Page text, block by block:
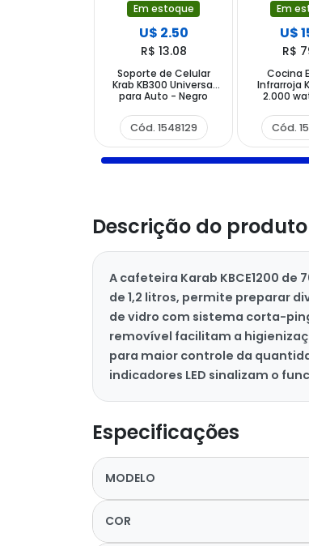
Em estoque
U$ 2.50
R$ 13.08
Soporte de Celular
Krab KB300 Universal
para Auto - Negro
Cód. 1548129
Em
U$
R$
Cocina
Infrarroja
2.000
Cód.
Descrição do produto
A cafeteira Karab KBCE1200
de 1,2 litros, permite preparar
de vidro com sistema corta-
removível facilitam a
para maior controle da
indicadores LED sinalizam o
Especificações
MODELO
COR